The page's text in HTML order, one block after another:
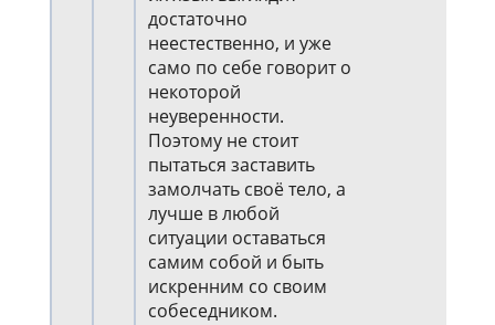
достаточно
неестественно, и уже
само по себе говорит о
некоторой
неуверенности.
Поэтому не стоит
пытаться заставить
замолчать своё тело, а
лучше в любой
ситуации оставаться
самим собой и быть
искренним со своим
собеседником.